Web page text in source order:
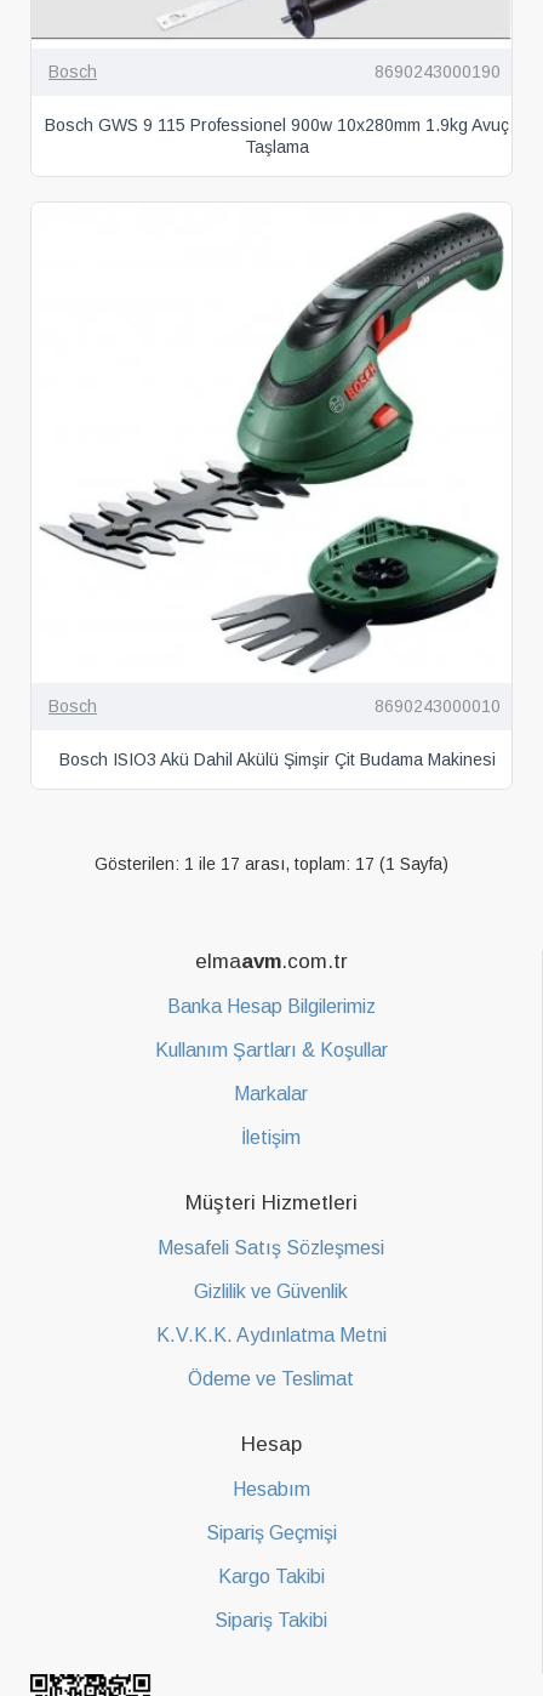
Bosch 8690243000190
Bosch GWS 9 115 Professionel 900w 10x280mm 1.9kg Avuç
Taşlama
Bosch 8690243000010
Bosch ISIO3 Akü Dahil Akülü Şimşir Çit Budama Makinesi
Gösterilen: 1 ile 17 arası, toplam: 17 (1 Sayfa)
elmaavm.com.tr
Banka Hesap Bilgilerimiz
Kullanım Şartları & Koşullar
Markalar
İletişim
Müşteri Hizmetleri
Mesafeli Satış Sözleşmesi
Gizlilik ve Güvenlik
K.V.K.K. Aydınlatma Metni
Ödeme ve Teslimat
Hesap
Hesabım
Sipariş Geçmişi
Kargo Takibi
Sipariş Takibi